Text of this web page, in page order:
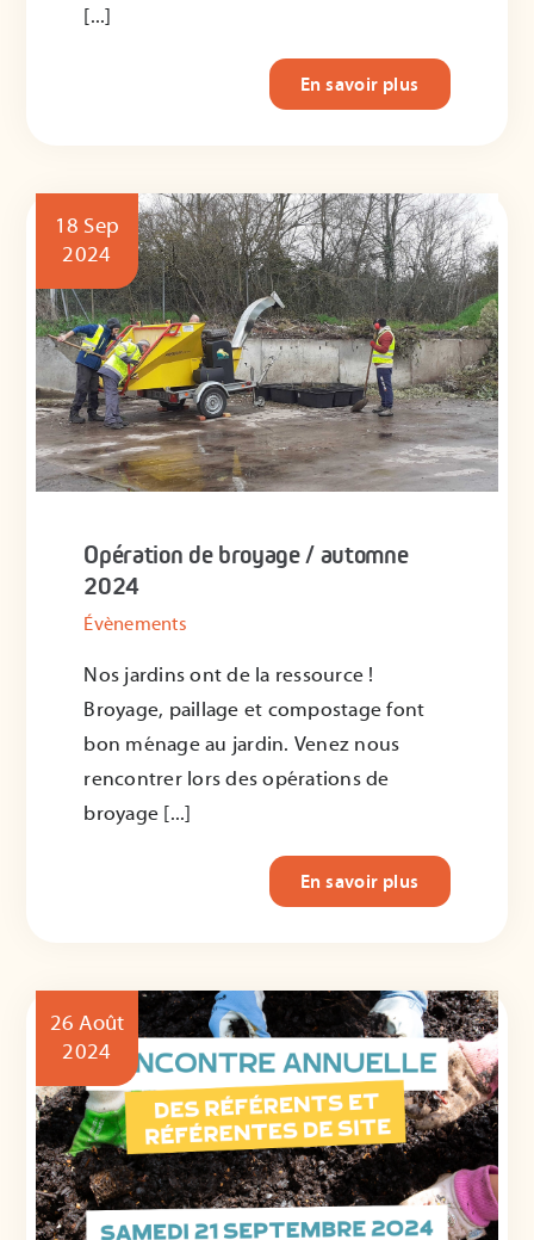
[...]
En savoir plus
18 Sep
2024
Opération de broyage / automne
2024
Évènements
Nos jardins ont de la ressource !
Broyage, paillage et compostage font
bon ménage au jardin. Venez nous
rencontrer lors des opérations de
broyage [...]
En savoir plus
26 Août
2024